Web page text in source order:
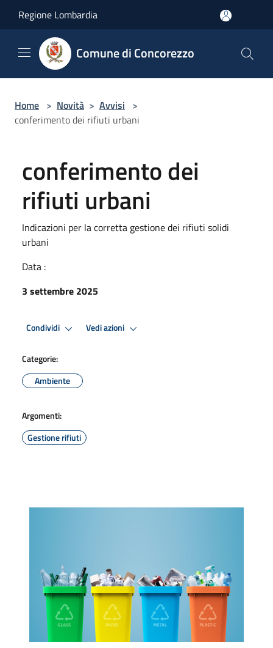
Regione Lombardia
Comune di Concorezzo
Home > Novità > Avvisi >
conferimento dei rifiuti urbani
conferimento dei
rifiuti urbani
Indicazioni per la corretta gestione dei rifiuti solidi
urbani
Data :
3 settembre 2025
Condividi Vedi azioni
Categorie:
Ambiente
Argomenti:
Gestione rifiuti